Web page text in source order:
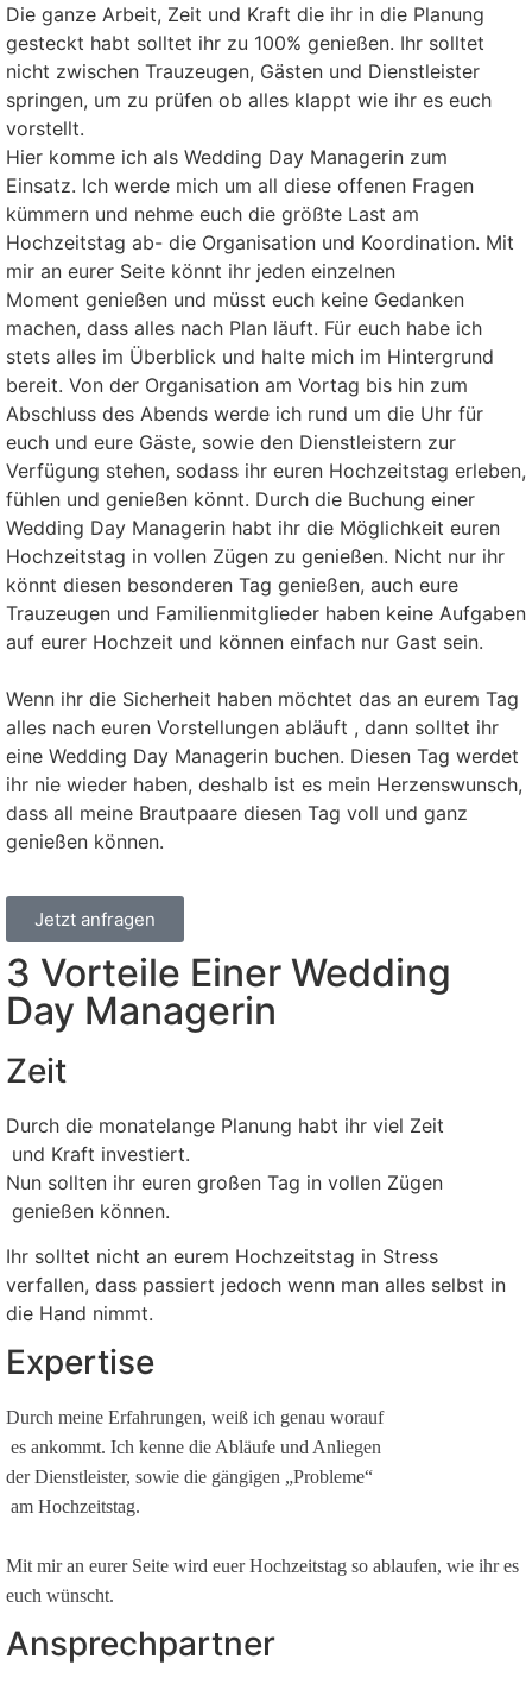
Die ganze Arbeit, Zeit und Kraft die ihr in die Planung
gesteckt habt solltet ihr zu 100% genießen. Ihr solltet
nicht zwischen Trauzeugen, Gästen und Dienstleister
springen, um zu prüfen ob alles klappt wie ihr es euch
vorstellt.
Hier komme ich als Wedding Day Managerin zum
Einsatz. Ich werde mich um all diese offenen Fragen
kümmern und nehme euch die größte Last am
Hochzeitstag ab- die Organisation und Koordination. Mit
mir an eurer Seite könnt ihr jeden einzelnen
Moment genießen und müsst euch keine Gedanken
machen, dass alles nach Plan läuft. Für euch habe ich
stets alles im Überblick und halte mich im Hintergrund
bereit. Von der Organisation am Vortag bis hin zum
Abschluss des Abends werde ich rund um die Uhr für
euch und eure Gäste, sowie den Dienstleistern zur
Verfügung stehen, sodass ihr euren Hochzeitstag erleben,
fühlen und genießen könnt. Durch die Buchung einer
Wedding Day Managerin habt ihr die Möglichkeit euren
Hochzeitstag in vollen Zügen zu genießen. Nicht nur ihr
könnt diesen besonderen Tag genießen, auch eure
Trauzeugen und Familienmitglieder haben keine Aufgaben
auf eurer Hochzeit und können einfach nur Gast sein.
Wenn ihr die Sicherheit haben möchtet das an eurem Tag
alles nach euren Vorstellungen abläuft , dann solltet ihr
eine Wedding Day Managerin buchen. Diesen Tag werdet
ihr nie wieder haben, deshalb ist es mein Herzenswunsch,
dass all meine Brautpaare diesen Tag voll und ganz
genießen können.
Jetzt anfragen
3 Vorteile Einer Wedding
Day Managerin
Zeit
Durch die monatelange Planung habt ihr viel Zeit
und Kraft investiert.
Nun sollten ihr euren großen Tag in vollen Zügen
genießen können.
Ihr solltet nicht an eurem Hochzeitstag in Stress
verfallen, dass passiert jedoch wenn man alles selbst in
die Hand nimmt.
Expertise
Durch meine Erfahrungen, weiß ich genau worauf
es ankommt. Ich kenne die Abläufe und Anliegen
der Dienstleister, sowie die gängigen „Probleme“
am Hochzeitstag.
Mit mir an eurer Seite wird euer Hochzeitstag so ablaufen, wie ihr es
euch wünscht.
Ansprechpartner